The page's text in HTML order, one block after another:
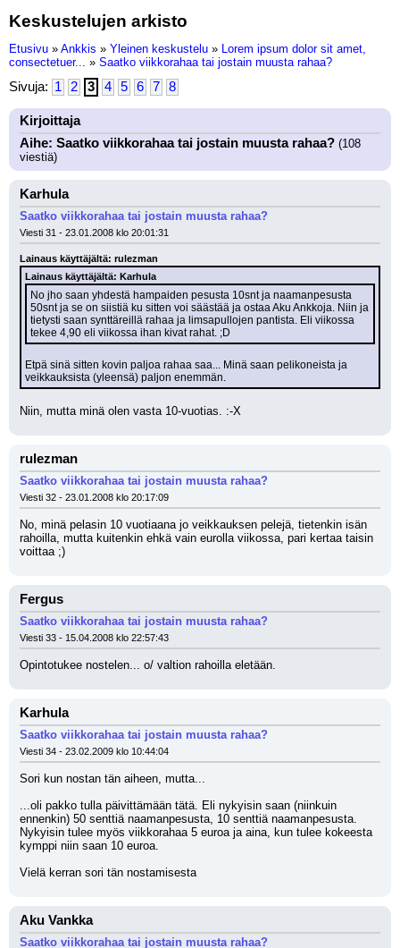
Keskustelujen arkisto
Etusivu » Ankkis » Yleinen keskustelu » Lorem ipsum dolor sit amet,
consectetuer... » Saatko viikkorahaa tai jostain muusta rahaa?
Sivuja: 1 2 3 4 5 6 7 8
Kirjoittaja
Aihe: Saatko viikkorahaa tai jostain muusta rahaa? (108
viestiä)
Karhula
Saatko viikkorahaa tai jostain muusta rahaa?
Viesti 31 - 23.01.2008 klo 20:01:31
Lainaus käyttäjältä: rulezman
Lainaus käyttäjältä: Karhula
No jho saan yhdestä hampaiden pesusta 10snt ja naamanpesusta
50snt ja se on siistiä ku sitten voi säästää ja ostaa Aku Ankkoja. Niin ja
tietysti saan synttäreillä rahaa ja limsapullojen pantista. Eli viikossa
tekee 4,90 eli viikossa ihan kivat rahat. ;D
Etpä sinä sitten kovin paljoa rahaa saa... Minä saan pelikoneista ja
veikkauksista (yleensä) paljon enemmän.
Niin, mutta minä olen vasta 10-vuotias. :-X
rulezman
Saatko viikkorahaa tai jostain muusta rahaa?
Viesti 32 - 23.01.2008 klo 20:17:09
No, minä pelasin 10 vuotiaana jo veikkauksen pelejä, tietenkin isän
rahoilla, mutta kuitenkin ehkä vain eurolla viikossa, pari kertaa taisin
voittaa ;)
Fergus
Saatko viikkorahaa tai jostain muusta rahaa?
Viesti 33 - 15.04.2008 klo 22:57:43
Opintotukee nostelen... o/ valtion rahoilla eletään.
Karhula
Saatko viikkorahaa tai jostain muusta rahaa?
Viesti 34 - 23.02.2009 klo 10:44:04
Sori kun nostan tän aiheen, mutta...
...oli pakko tulla päivittämään tätä. Eli nykyisin saan (niinkuin
ennenkin) 50 senttiä naamanpesusta, 10 senttiä naamanpesusta.
Nykyisin tulee myös viikkorahaa 5 euroa ja aina, kun tulee kokeesta
kymppi niin saan 10 euroa.
Vielä kerran sori tän nostamisesta
Aku Vankka
Saatko viikkorahaa tai jostain muusta rahaa?